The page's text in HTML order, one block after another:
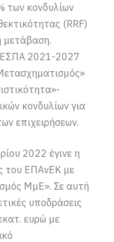
των κονδυλίων
(RRF)
μετάβαση.
ΕΣΠΑ 2021-2027
κονδυλίων για
επιχειρήσεων.
2022 έγινε η
του ΕΠΑνΕΚ με
ΜμΕ». Σε αυτή
υποδράσεις
ευρώ με